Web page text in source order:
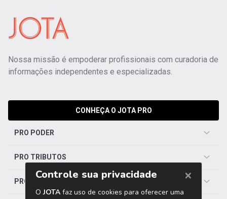
Nossa missão é empoderar profissionais com curadoria de
informações independentes e especializadas.
CONHEÇA O JOTA PRO
PRO PODER
PRO TRIBUTOS
PRO TRABALHISTA